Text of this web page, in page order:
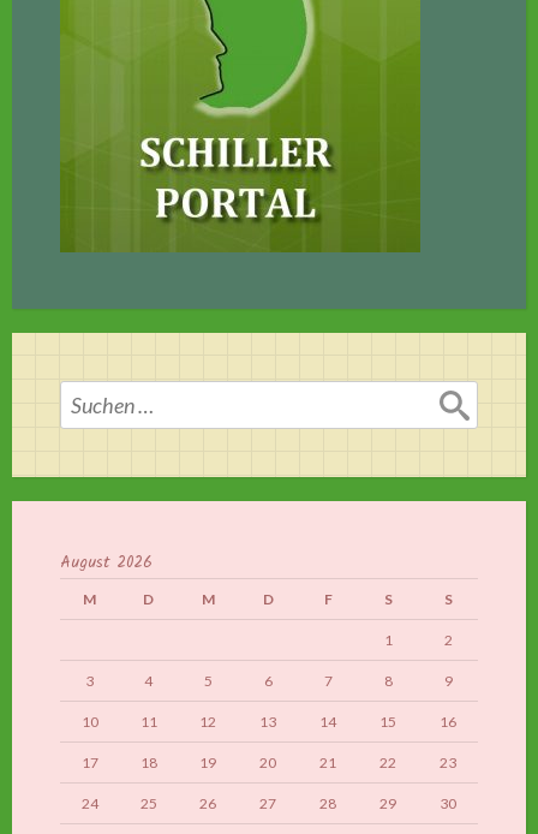
Suchen
nach:
August 2026
M D M D F S S
1 2
3 4 5 6 7 8 9
10 11 12 13 14 15 16
17 18 19 20 21 22 23
24 25 26 27 28 29 30